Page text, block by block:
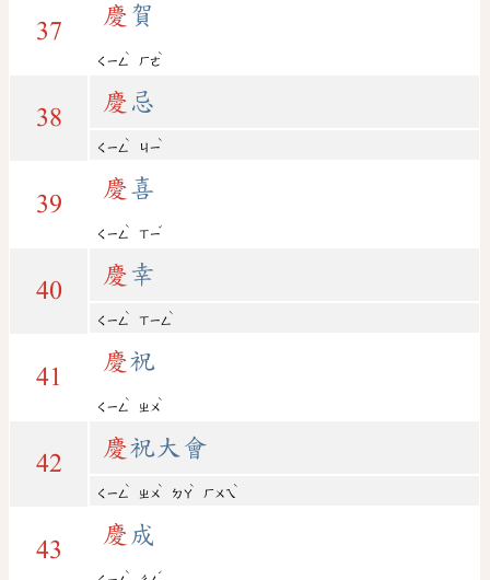
37
慶 賀
ㄑㄧㄥ
ˋ
ㄏㄜ
ˋ
38
慶 忌
ㄑㄧㄥ
ˋ
ㄐㄧ
ˋ
39
慶喜
ㄑㄧㄥ
ˋ
ㄒㄧ
ˇ
40
慶 幸
ㄑㄧㄥ
ˋ
ㄒㄧㄥ
ˋ
41
慶祝
ㄑㄧㄥ
ˋ
ㄓㄨ
ˋ
42
慶祝大會
ㄑㄧㄥ
ˋ
ㄓㄨ
ˋ
ㄉㄚ
ˋ
ㄏㄨㄟ
ˋ
43
慶 成
ˋ ˊ